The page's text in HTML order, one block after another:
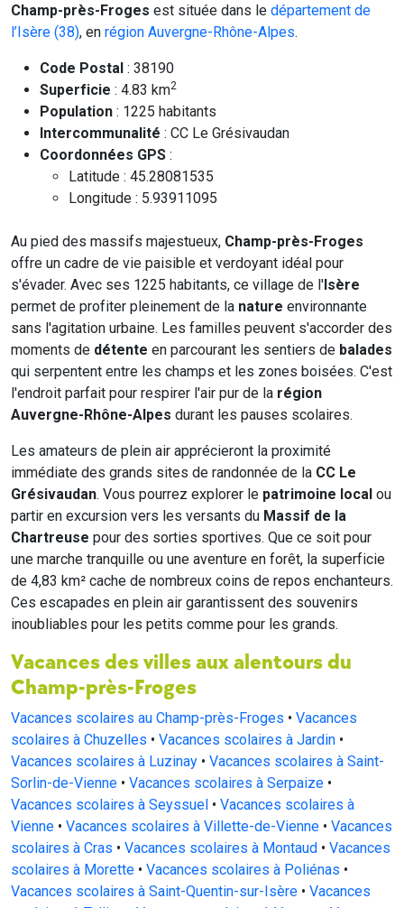
Champ-près-Froges est située dans le département de
l’Isère (38), en région Auvergne-Rhône-Alpes.
Code Postal : 38190
Superficie : 4.83 km2
Population : 1225 habitants
Intercommunalité : CC Le Grésivaudan
Coordonnées GPS :
Latitude : 45.28081535
Longitude : 5.93911095
Au pied des massifs majestueux, Champ-près-Froges
offre un cadre de vie paisible et verdoyant idéal pour
s'évader. Avec ses 1225 habitants, ce village de l'Isère
permet de profiter pleinement de la nature environnante
sans l'agitation urbaine. Les familles peuvent s'accorder des
moments de détente en parcourant les sentiers de balades
qui serpentent entre les champs et les zones boisées. C'est
l'endroit parfait pour respirer l'air pur de la région
Auvergne-Rhône-Alpes durant les pauses scolaires.
Les amateurs de plein air apprécieront la proximité
immédiate des grands sites de randonnée de la CC Le
Grésivaudan. Vous pourrez explorer le patrimoine local ou
partir en excursion vers les versants du Massif de la
Chartreuse pour des sorties sportives. Que ce soit pour
une marche tranquille ou une aventure en forêt, la superficie
de 4,83 km² cache de nombreux coins de repos enchanteurs.
Ces escapades en plein air garantissent des souvenirs
inoubliables pour les petits comme pour les grands.
Vacances des villes aux alentours du
Champ-près-Froges
Vacances scolaires au Champ-près-Froges • Vacances
scolaires à Chuzelles • Vacances scolaires à Jardin •
Vacances scolaires à Luzinay • Vacances scolaires à Saint-
Sorlin-de-Vienne • Vacances scolaires à Serpaize •
Vacances scolaires à Seyssuel • Vacances scolaires à
Vienne • Vacances scolaires à Villette-de-Vienne • Vacances
scolaires à Cras • Vacances scolaires à Montaud • Vacances
scolaires à Morette • Vacances scolaires à Poliénas •
Vacances scolaires à Saint-Quentin-sur-Isère • Vacances